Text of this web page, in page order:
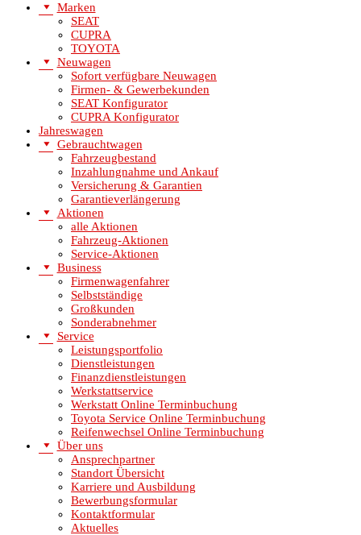
Marken
SEAT
CUPRA
TOYOTA
Neuwagen
Sofort verfügbare Neuwagen
Firmen- & Gewerbekunden
SEAT Konfigurator
CUPRA Konfigurator
Jahreswagen
Gebrauchtwagen
Fahrzeugbestand
Inzahlungnahme und Ankauf
Versicherung & Garantien
Garantieverlängerung
Aktionen
alle Aktionen
Fahrzeug-Aktionen
Service-Aktionen
Business
Firmenwagenfahrer
Selbstständige
Großkunden
Sonderabnehmer
Service
Leistungsportfolio
Dienstleistungen
Finanzdienstleistungen
Werkstattservice
Werkstatt Online Terminbuchung
Toyota Service Online Terminbuchung
Reifenwechsel Online Terminbuchung
Über uns
Ansprechpartner
Standort Übersicht
Karriere und Ausbildung
Bewerbungsformular
Kontaktformular
Aktuelles